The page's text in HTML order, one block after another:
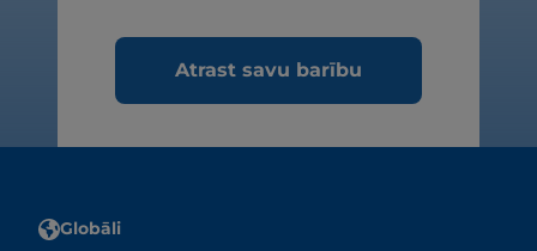
Atrast savu barību
Globāli